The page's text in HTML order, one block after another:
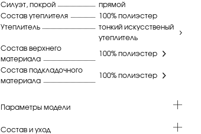
Силуэт, покрой
прямой
Состав утеплителя
100% полиэстер
Утеплитель
тонкий искусственый
утеплитель
Состав верхнего
материала
100% полиэстер
Состав подкладочного
материала
100% полиэстер
Параметры модели
Состав и уход